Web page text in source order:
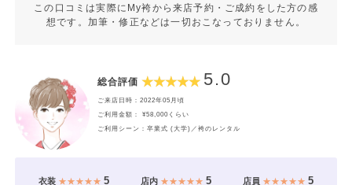
この口コミは実際にMy袴から来店予約・ご成約をした方の感
想です。加筆・修正などは一切おこなっておりません。
総合評価 5.0
ご来店日時：2022年05月頃
ご利用金額： ¥58,000くらい
ご利用シーン：卒業式 (大学)／袴のレンタル
衣装★★★★★ 5 店内★★★★★ 5 店員 ★★★★★5